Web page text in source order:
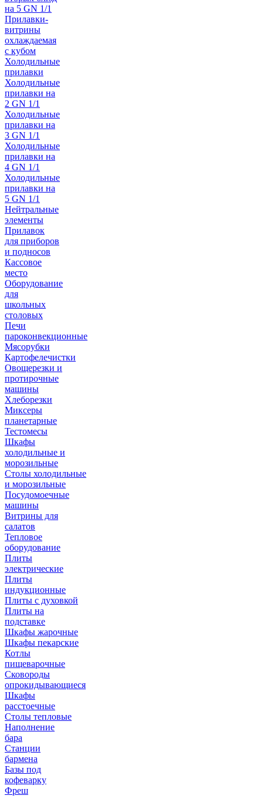
на 5 GN 1/1
Прилавки-
витрины
охлаждаемая
с кубом
Холодильные
прилавки
Холодильные
прилавки на
2 GN 1/1
Холодильные
прилавки на
3 GN 1/1
Холодильные
прилавки на
4 GN 1/1
Холодильные
прилавки на
5 GN 1/1
Нейтральные
элементы
Прилавок
для приборов
и подносов
Кассовое
место
Оборудование
для
школьных
столовых
Печи
пароконвекционные
Мясорубки
Картофелечистки
Овощерезки и
протирочные
машины
Хлеборезки
Миксеры
планетарные
Тестомесы
Шкафы
холодильные и
морозильные
Столы холодильные
и морозильные
Посудомоечные
машины
Витрины для
салатов
Тепловое
оборудование
Плиты
электрические
Плиты
индукционные
Плиты с духовкой
Плиты на
подставке
Шкафы жарочные
Шкафы пекарские
Котлы
пищеварочные
Сковороды
опрокидывающиеся
Шкафы
расстоечные
Столы тепловые
Наполнение
бара
Станции
бармена
Базы под
кофеварку
Фреш